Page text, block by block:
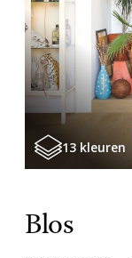
13 kleuren
Blos